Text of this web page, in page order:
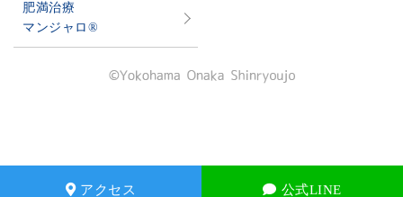
アクセス 公式LINE
肥満治療
マンジャロ®